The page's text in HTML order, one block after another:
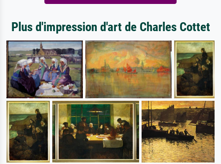
Plus d'impression d'art de Charles Cottet